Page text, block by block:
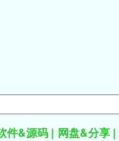
件&源码 网盘&分享